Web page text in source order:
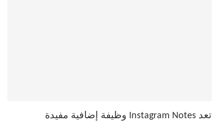
تعد Instagram Notes وظيفة إضافية مفيدة